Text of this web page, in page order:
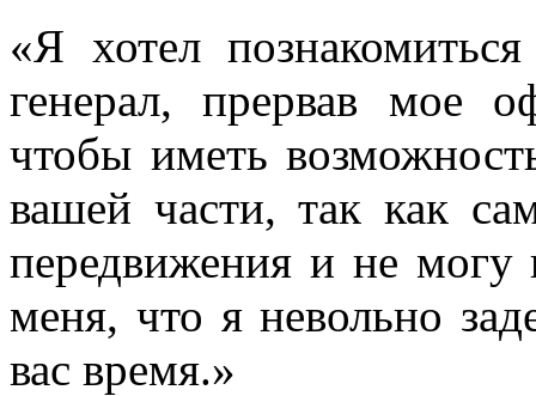
«Я хотел
генерал, прервав мое
чтобы иметь
вашей части, так как
перед­вижения и не могу
меня, что я невольно
вас время.»